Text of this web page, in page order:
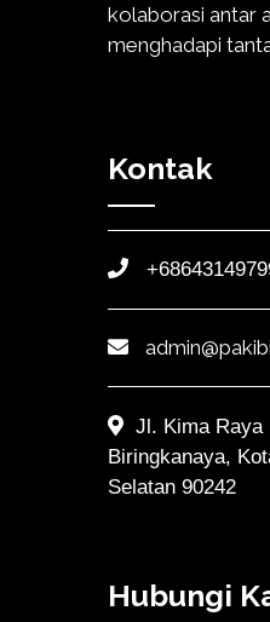
kolaborasi antar
menghadapi
Kontak
Jl. Kima Raya
Biringkanaya,
Selatan 90242
Hubungi